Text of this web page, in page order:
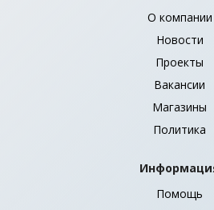
О компании
Новости
Проекты
Вакансии
Магазины
Политика
Помощь